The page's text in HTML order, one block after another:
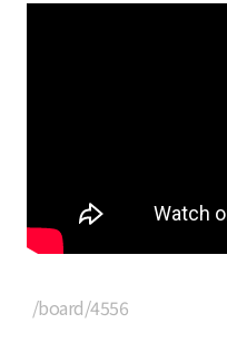
/board/4556